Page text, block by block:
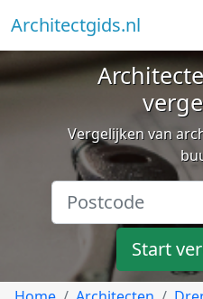
Architectgids.nl
Vergelijken van
Start